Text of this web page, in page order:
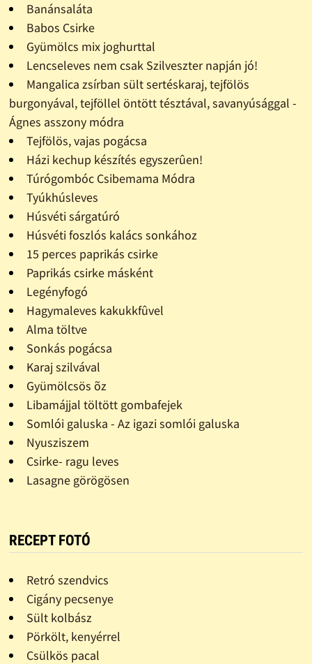
Banánsaláta
Babos Csirke
Gyümölcs mix joghurttal
Lencseleves nem csak Szilveszter napján jó!
Mangalica zsírban sült sertéskaraj, tejfölös
burgonyával, tejföllel öntött tésztával, savanyúsággal -
Ágnes asszony módra
Tejfölös, vajas pogácsa
Házi kechup készítés egyszerûen!
Túrógombóc Csibemama Módra
Tyúkhúsleves
Húsvéti sárgatúró
Húsvéti foszlós kalács sonkához
15 perces paprikás csirke
Paprikás csirke másként
Legényfogó
Hagymaleves kakukkfûvel
Alma töltve
Sonkás pogácsa
Karaj szilvával
Gyümölcsös õz
Libamájjal töltött gombafejek
Somlói galuska - Az igazi somlói galuska
Nyusziszem
Csirke- ragu leves
Lasagne görögösen
RECEPT FOTÓ
Retró szendvics
Cigány pecsenye
Sült kolbász
Pörkölt, kenyérrel
Csülkös pacal